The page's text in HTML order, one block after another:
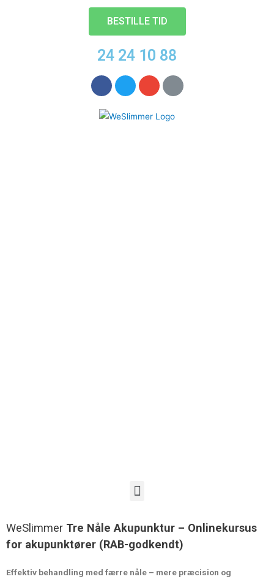
BESTILLE TID
24 24 10 88
WeSlimmer Tre Nåle Akupunktur – Onlinekursus
for akupunktører (RAB-godkendt)
Effektiv behandling med færre nåle – mere præcision og